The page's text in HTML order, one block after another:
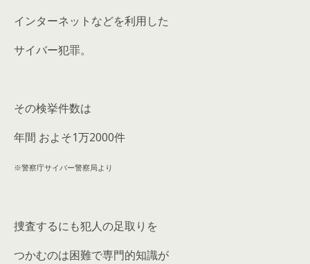
インターネットなどを利用した
サイバー犯罪。
その検挙件数は
年間 およそ1万2000件
※警察庁サイバー警察局より
捜査するにも犯人の足取りを
つかむのは困難で専門的知識が